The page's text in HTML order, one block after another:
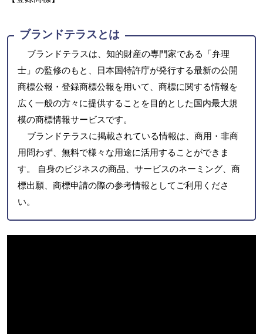
ブランドテラスとは
ブランドテラスは、知的財産の専門家である「弁理
士」の監修のもと、日本国特許庁が発行する最新の公開
商標公報・登録商標公報を用いて、商標に関する情報を
広く一般の方々に提供することを目的とした国内最大規
模の商標情報サービスです。
ブランドテラスに掲載されている情報は、商用・非商
用問わず、無料で様々な用途に活用することができま
す。 自身のビジネスの商品、サービスのネーミング、商
標出願、商標申請の際の参考情報としてご利用くださ
い。